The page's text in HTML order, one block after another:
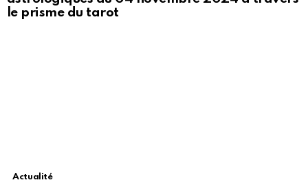
le prisme du tarot
Actualité